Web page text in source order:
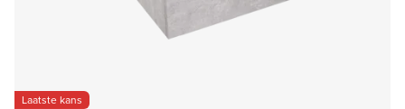
Laatste kans